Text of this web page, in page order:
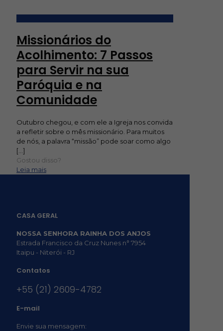
Missionários do
Acolhimento: 7 Passos
para Servir na sua
Paróquia e na
Comunidade
Outubro chegou, e com ele a Igreja nos convida
a refletir sobre o mês missionário. Para muitos
de nós, a palavra “missão” pode soar como algo
[…]
Gostou disso?
Leia mais
CASA GERAL
NOSSA SENHORA RAINHA DOS ANJOS
Estrada Francisco da Cruz Nunes n° 7954
Itaipu - Niterói - RJ
Contatos
+55 (21) 2609-4782
E-mail
Envie sua mensagem: